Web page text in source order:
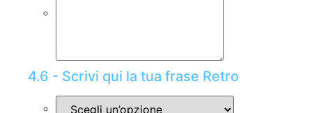
4.6 - Scrivi qui la tua frase Retro